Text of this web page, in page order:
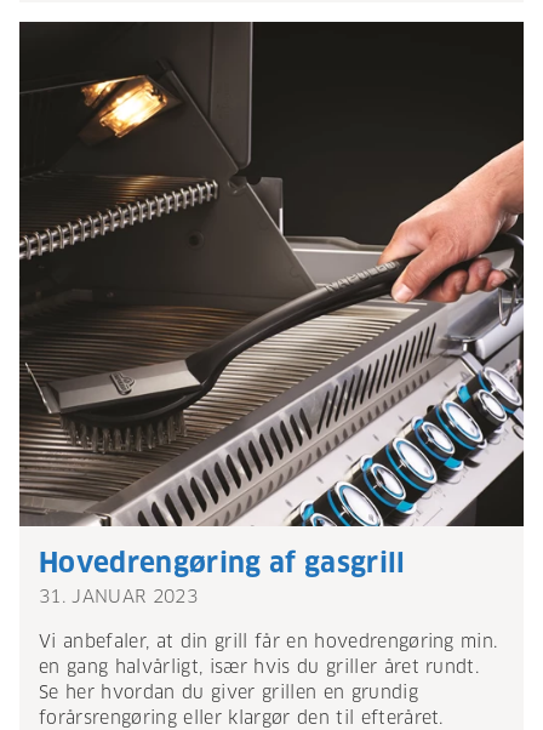
Hovedrengøring af gasgrill
31. JANUAR 2023
Vi anbefaler, at din grill får en hovedrengøring min.
en gang halvårligt, især hvis du griller året rundt.
Se her hvordan du giver grillen en grundig
forårsrengøring eller klargør den til efteråret.